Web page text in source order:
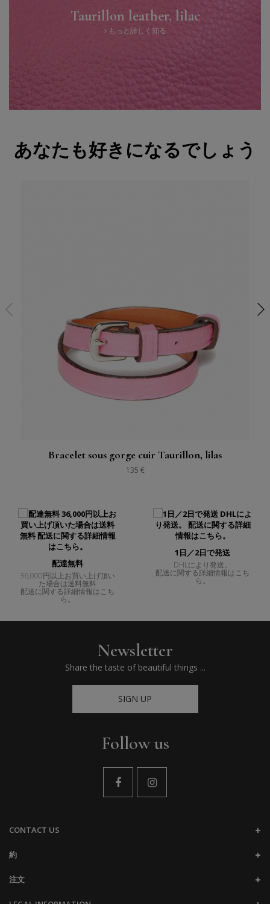
Taurillon leather, lilac
もっと詳しく知る
あなたも好きになるでしょう
Bracelet sous gorge cuir Taurillon, lilas
135 €
配達無料
36,000円以上お買い上げ頂い
た場合は送料無料
配送に関する詳細情報はこち
ら。
1日／2日で発送
DHLにより発送。
配送に関する詳細情報はこち
ら。
Newsletter
Share the taste of beautiful things ...
SIGN UP
Follow us
CONTACT US
約
注文